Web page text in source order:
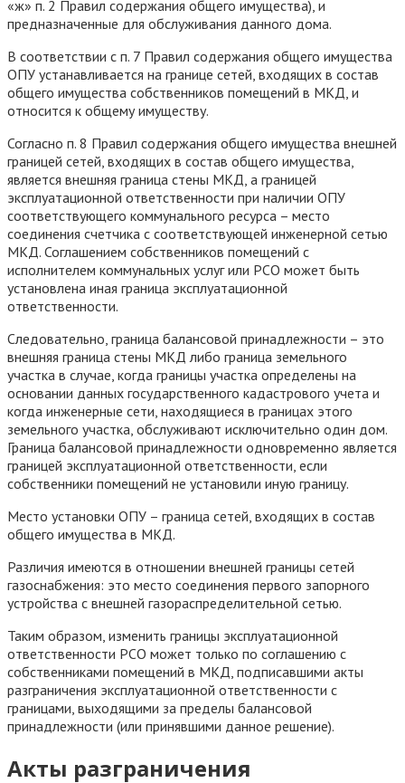
«ж» п. 2 Правил содержания общего имущества), и
предназначенные для обслуживания данного дома.
В соответствии с п. 7 Правил содержания общего имущества
ОПУ устанавливается на границе сетей, входящих в состав
общего имущества собственников помещений в МКД, и
относится к общему имуществу.
Согласно п. 8 Правил содержания общего имущества внешней
границей сетей, входящих в состав общего имущества,
является внешняя граница стены МКД, а границей
эксплуатационной ответственности при наличии ОПУ
соответствующего коммунального ресурса – место
соединения счетчика с соответствующей инженерной сетью
МКД. Соглашением собственников помещений с
исполнителем коммунальных услуг или РСО может быть
установлена иная граница эксплуатационной
ответственности.
Следовательно, граница балансовой принадлежности – это
внешняя граница стены МКД либо граница земельного
участка в случае, когда границы участка определены на
основании данных государственного кадастрового учета и
когда инженерные сети, находящиеся в границах этого
земельного участка, обслуживают исключительно один дом.
Граница балансовой принадлежности одновременно является
границей эксплуатационной ответственности, если
собственники помещений не установили иную границу.
Место установки ОПУ – граница сетей, входящих в состав
общего имущества в МКД.
Различия имеются в отношении внешней границы сетей
газоснабжения: это место соединения первого запорного
устройства с внешней газораспределительной сетью.
Таким образом, изменить границы эксплуатационной
ответственности РСО может только по соглашению с
собственниками помещений в МКД, подписавшими акты
разграничения эксплуатационной ответственности с
границами, выходящими за пределы балансовой
принадлежности (или принявшими данное решение).
Акты разграничения